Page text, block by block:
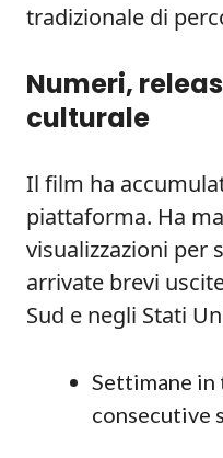
tradizionale di
Numeri,
culturale
Il film ha
piattaforma. Ha
visualizzazioni per
arrivate brevi
Sud e negli Stati
Settimane in
consecutive